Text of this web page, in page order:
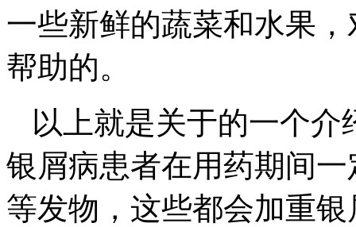
一些新鲜的蔬菜和水果
帮助的。
以上就是关于的一个
银屑病患者在用药期间
等发物，这些都会加重